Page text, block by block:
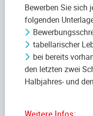
Bewerben Sie sich
folgenden
tabellarischer
bei bereits
den letzten zwei
Halbjahres- und